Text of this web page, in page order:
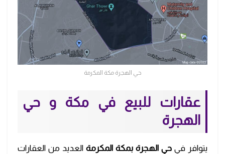
حي الهجرة مكة المكرمة
عقارات للبيع في مكة و حي
الهجرة
يتوافر في حي الهجرة بمكة المكرمة العديد من العقارات